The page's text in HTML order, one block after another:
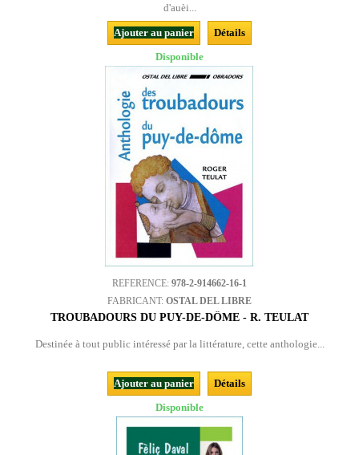
d'auèi...
Ajouter au panier
Détails
Disponible
REFERENCE: 978-2-914662-16-1
FABRICANT: OSTAL DEL LIBRE
TROUBADOURS DU PUY-DE-DÔME - R. TEULAT
Destinée à tout public intéressé par la littérature, cette anthologie...
Ajouter au panier
Détails
Disponible